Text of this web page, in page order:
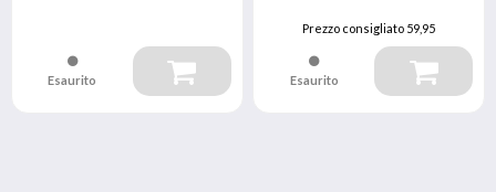
Esaurito
Prezzo consigliato 59,95
Esaurito